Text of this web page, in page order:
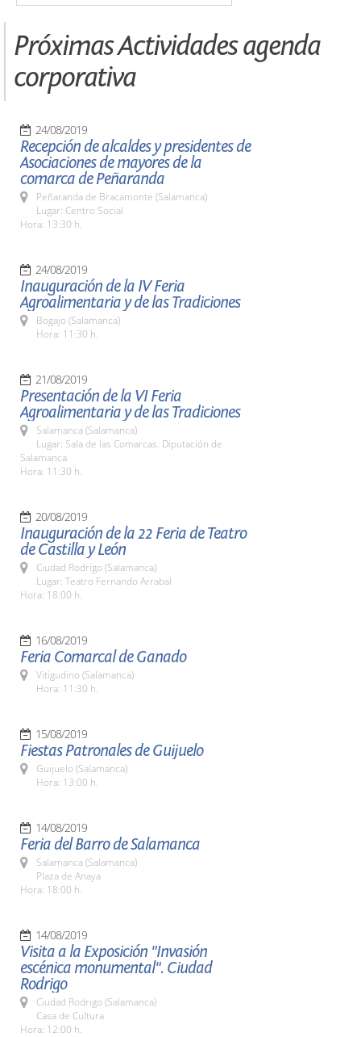
Próximas Actividades agenda
corporativa
24/08/2019
Recepción de alcaldes y presidentes de
Asociaciones de mayores de la
comarca de Peñaranda
Peñaranda de Bracamonte (Salamanca)
Lugar: Centro Social
Hora: 13:30 h.
24/08/2019
Inauguración de la IV Feria
Agroalimentaria y de las Tradiciones
Bogajo (Salamanca)
Hora: 11:30 h.
21/08/2019
Presentación de la VI Feria
Agroalimentaria y de las Tradiciones
Salamanca (Salamanca)
Lugar: Sala de las Comarcas. Diputación de
Salamanca
Hora: 11:30 h.
20/08/2019
Inauguración de la 22 Feria de Teatro
de Castilla y León
Ciudad Rodrigo (Salamanca)
Lugar: Teatro Fernando Arrabal
Hora: 18:00 h.
16/08/2019
Feria Comarcal de Ganado
Vitigudino (Salamanca)
Hora: 11:30 h.
15/08/2019
Fiestas Patronales de Guijuelo
Guijuelo (Salamanca)
Hora: 13:00 h.
14/08/2019
Feria del Barro de Salamanca
Salamanca (Salamanca)
Plaza de Anaya
Hora: 18:00 h.
14/08/2019
Visita a la Exposición "Invasión
escénica monumental". Ciudad
Rodrigo
Ciudad Rodrigo (Salamanca)
Casa de Cultura
Hora: 12:00 h.